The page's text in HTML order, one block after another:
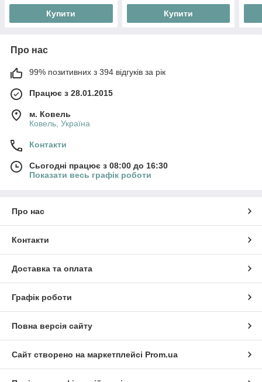
Купити Купити
Про нас
99% позитивних з 394 відгуків за рік
Працює з 28.01.2015
м. Ковель
Ковель, Україна
Контакти
Сьогодні працює з 08:00 до 16:30
Показати весь графік роботи
Про нас
Контакти
Доставка та оплата
Графік роботи
Повна версія сайту
Сайт створено на маркетплейсі Prom.ua